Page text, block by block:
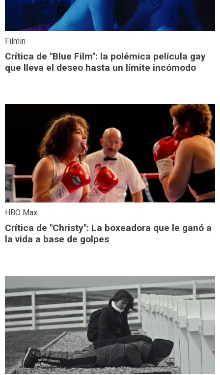
Filmin
Crítica de "Blue Film": la polémica película gay
que lleva el deseo hasta un límite incómodo
HBO Max
Crítica de "Christy": La boxeadora que le ganó a
la vida a base de golpes